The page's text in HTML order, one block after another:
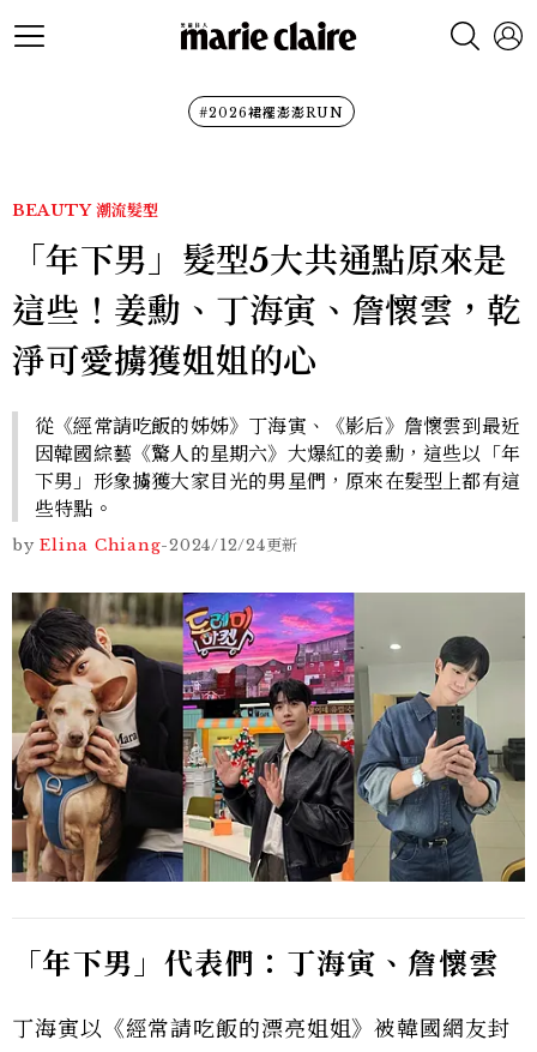
#2026裙襬澎澎RUN
BEAUTY 潮流髮型
「年下男」髮型5大共通點原來是
這些！姜勳、丁海寅、詹懷雲，乾
淨可愛擄獲姐姐的心
從《經常請吃飯的姊姊》丁海寅、《影后》詹懷雲到最近
因韓國綜藝《驚人的星期六》大爆紅的姜勳，這些以「年
下男」形象擄獲大家目光的男星們，原來在髮型上都有這
些特點。
by Elina Chiang-2024/12/24更新
「年下男」代表們：丁海寅、詹懷雲
丁海寅以《經常請吃飯的漂亮姐姐》被韓國網友封